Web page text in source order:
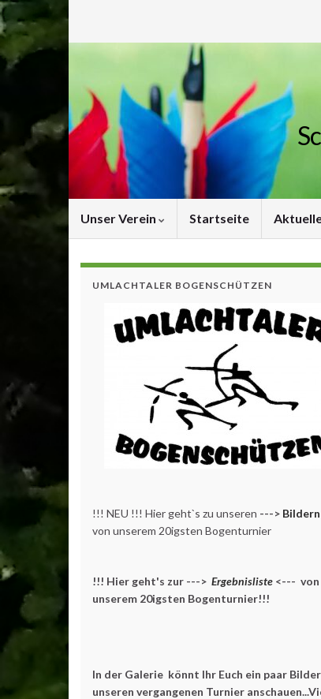
Unser Verein Startseite
UMLACHTALER BOGENSCHÜTZEN
!!! NEU !!! Hier geht`s zu unseren --->
von unserem 20igsten Bogenturnier
!!! Hier geht's zur ---> Ergebnisliste <--- von
unserem 20igsten Bogenturnier!!!
In der Galerie könnt Ihr Euch ein paar
unseren vergangenen Turnier